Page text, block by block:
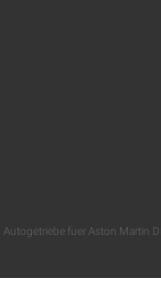
Autogetriebe fuer Aston Martin